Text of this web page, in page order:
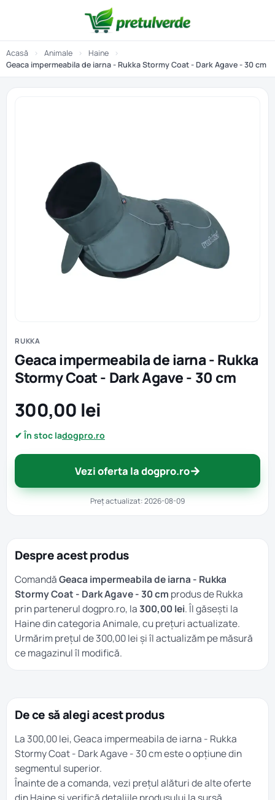
Acasă › Animale › Haine
›
Geaca impermeabila de iarna - Rukka Stormy Coat - Dark Agave - 30 cm
RUKKA
Geaca impermeabila de iarna - Rukka
Stormy Coat - Dark Agave - 30 cm
300,00 lei
✔ În stoc ladogpro.ro
Vezi oferta la dogpro.ro→
Preț actualizat: 2026-08-09
Despre acest produs
ComandăGeaca impermeabila de iarna - Rukka
Stormy Coat - Dark Agave - 30 cm produs de Rukka
prin partenerul dogpro.ro, la300,00 lei. Îl găsești la
Hainedin categoriaAnimale, cu prețuri actualizate.
Urmărim prețul de 300,00 lei și îl actualizăm pe măsură
ce magazinul îl modifică.
De ce să alegi acest produs
La 300,00 lei, Geaca impermeabila de iarna - Rukka
Stormy Coat - Dark Agave - 30 cm este o opțiune din
segmentul superior.
Înainte de a comanda, vezi prețul alături de alte oferte